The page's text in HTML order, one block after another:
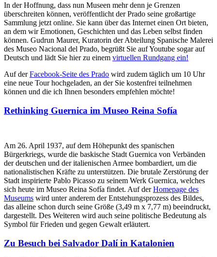
In der Hoffnung, dass nun Museen mehr denn je Grenzen
überschreiten können, veröffentlicht der Prado seine großartige
Sammlung jetzt online. Sie kann über das Internet einen Ort bieten,
an dem wir Emotionen, Geschichten und das Leben selbst finden
können. Gudrun Maurer, Kuratorin der Abteilung Spanische Malerei
des Museo Nacional del Prado, begrüßt Sie auf Youtube sogar auf
Deutsch und lädt Sie hier zu einem virtuellen Rundgang ein!
Auf derFacebook-Seite des Prado wird zudem täglich um 10 Uhr
eine neue Tour hochgeladen, an der Sie kostenfrei teilnehmen
können und die ich Ihnen besonders empfehlen möchte!
Rethinking Guernica im Museo Reina Sofía
Am 26. April 1937, auf dem Höhepunkt des spanischen
Bürgerkriegs, wurde die baskische Stadt Guernica von Verbänden
der deutschen und der italienischen Armee bombardiert, um die
nationalistischen Kräfte zu unterstützen. Die brutale Zerstörung der
Stadt inspirierte Pablo Picasso zu seinem Werk Guernica, welches
sich heute im Museo Reina Sofía findet. Auf derHomepage des
Museums wird unter anderem der Entstehungsprozess des Bildes,
das alleine schon durch seine Größe (3,49 m x 7,77 m) beeindruckt,
dargestellt. Des Weiteren wird auch seine politische Bedeutung als
Symbol für Frieden und gegen Gewalt erläutert.
Zu Besuch bei Salvador Dalí in Katalonien